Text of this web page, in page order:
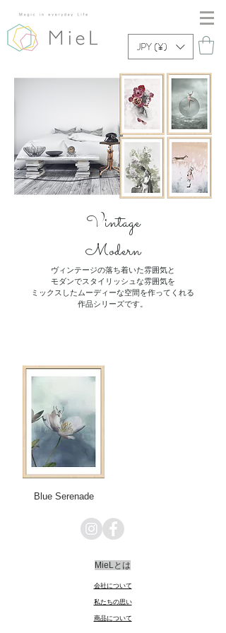
JPY (¥)
Vintage
Modern
ヴィンテージの落ち着いた雰囲気と
モダンでスタイリッシュな雰囲気を
​ミックスしたムーディーな空間を作ってくれる
作品シリーズです。
Blue Serenade
MieLとは
会社について
​私たちの思い
商品について